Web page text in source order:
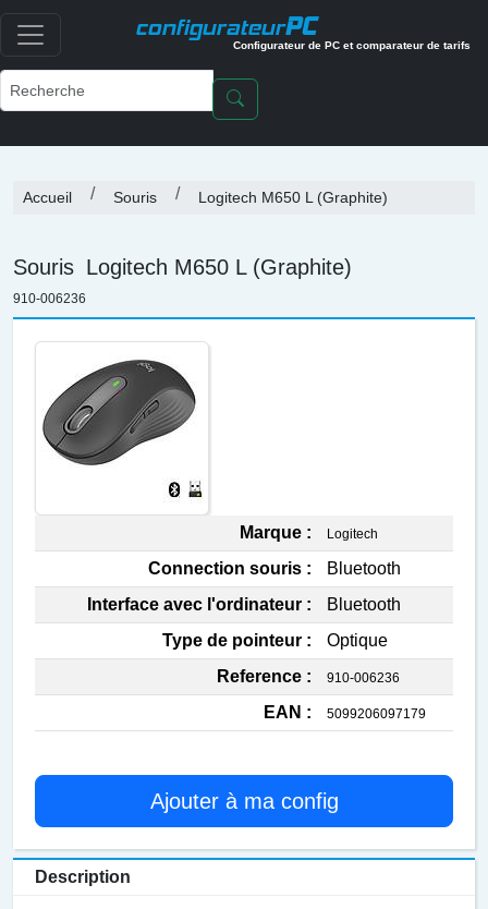
configurateurPC
Configurateur de PC et comparateur de tarifs
Accueil Souris Logitech M650 L (Graphite)
Souris Logitech M650 L (Graphite)
910-006236
Marque : Logitech
Connection souris :
Bluetooth
Interface avec l'ordinateur :
Bluetooth
Type de pointeur :
Optique
Reference :
910-006236
EAN : 5099206097179
Ajouter à ma config
Description